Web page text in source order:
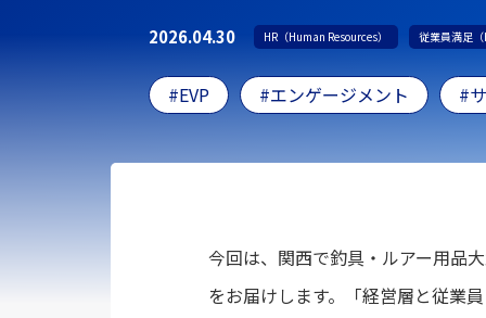
2026.04.30 HR（Human Resources） 従業員満足
EVP エンゲージメント
今回は、関西で釣具・ルアー用品
をお届けします。「経営層と従業